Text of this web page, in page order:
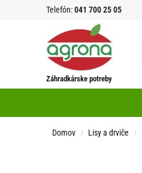
Telefón:041 700 25 05
Záhradkárske potreby
Domov / Lisy a drviče /